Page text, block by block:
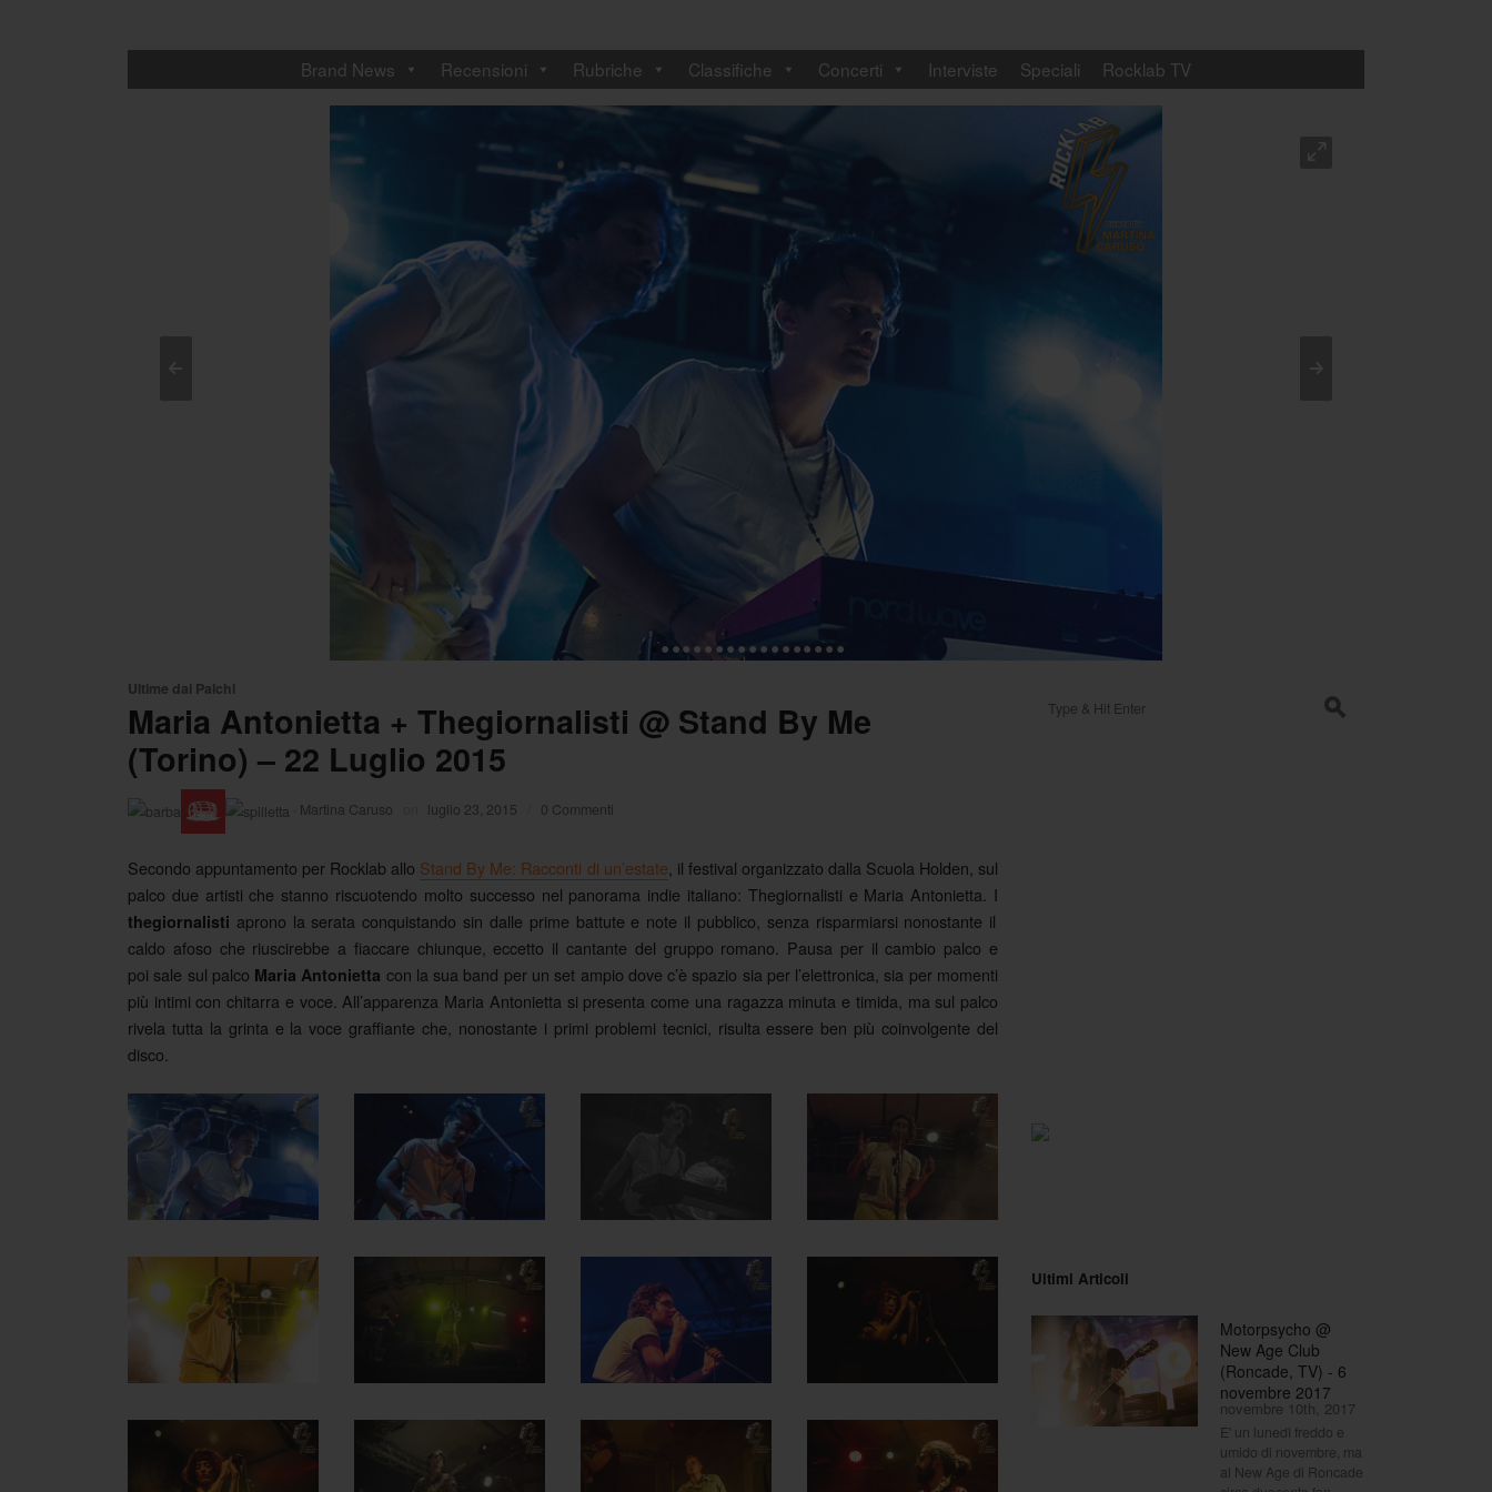
Brand News Recensioni Rubriche Classifiche Concerti Interviste Speciali Rocklab TV
••••••••••••••••••
Ultime dai Palchi
Maria Antonietta + Thegiornalisti @ Stand By Me
(Torino) – 22 Luglio 2015
Martina Caruso luglio 23, 2015 0 Commenti
Secondo appuntamento per Rocklab allo Stand By Me: Racconti di un’estate , il festival organizzato dalla Scuola Holden, sul
palco due artisti che stanno riscuotendo molto successo nel panorama indie italiano: Thegiornalisti e Maria Antonietta. I
thegiornalisti aprono la serata conquistando sin dalle prime battute e note il pubblico, senza risparmiarsi nonostante il
caldo afoso che riuscirebbe a fiaccare chiunque, eccetto il cantante del gruppo romano. Pausa per il cambio palco e
poi sale sul palco Maria Antonietta con la sua band per un set ampio dove c’è spazio sia per l’elettronica, sia per momenti
più intimi con chitarra e voce. All’apparenza Maria Antonietta si presenta come una ragazza minuta e timida, ma sul palco
rivela tutta la grinta e la voce graffiante che, nonostante i primi problemi tecnici, risulta essere ben più coinvolgente del
disco.
s
Ultimi Articoli
Motorpsycho @
New Age Club
(Roncade, TV) - 6
novembre 2017
novembre 10th, 2017
E' un lunedì freddo e
umido di novembre, ma
al New Age di Roncade